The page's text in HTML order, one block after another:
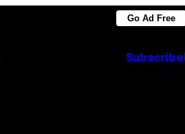
Go Ad Free
Subscribe